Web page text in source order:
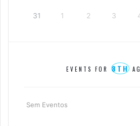
31 1 2 3
EVENTS FOR 8TH
Sem Eventos